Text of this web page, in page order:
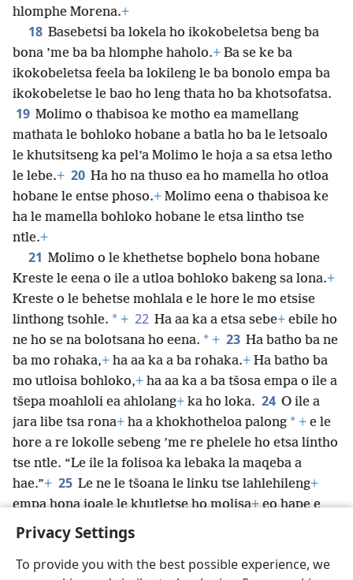
Privacy Settings
To provide you with the best possible experience, we
hlomphe Morena.+
18 Basebetsi ba lokela ho ikokobeletsa beng ba
bona ’me ba ba hlomphe haholo.+ Ba se ke ba
ikokobeletsa feela ba lokileng le ba bonolo empa ba
ikokobeletse le bao ho leng thata ho ba khotsofatsa.
19 Molimo o thabisoa ke motho ea mamellang
mathata le bohloko hobane a batla ho ba le letsoalo
le khutsitseng ka pel’a Molimo le hoja a sa etsa letho
le lebe.+ 20 Ha ho na thuso ea ho mamella ho otloa
hobane le entse phoso.+ Molimo eena o thabisoa ke
ha le mamella bohloko hobane le etsa lintho tse
ntle.+
21 Molimo o le khethetse bophelo bona hobane
Kreste le eena o ile a utloa bohloko bakeng sa lona.+
Kreste o le behetse mohlala e le hore le mo etsise
linthong tsohle. * + 22 Ha aa ka a etsa sebe+ ebile ho
ne ho se na bolotsana ho eena. * + 23 Ha batho ba ne
ba mo rohaka,+ ha aa ka a ba rohaka.+ Ha batho ba
mo utloisa bohloko,+ ha aa ka a ba tšosa empa o ile a
tšepa moahloli ea ahlolang+ ka ho loka. 24 O ile a
jara libe tsa rona+ ha a khokhotheloa palong * + e le
hore a re lokolle sebeng ’me re phelele ho etsa lintho
tse ntle. “Le ile la folisoa ka lebaka la maqeba a
hae.”+ 25 Le ne le tšoana le linku tse lahlehileng+
empa hona joale le khutletse ho molisa+eo hape e
leng molebeli oa lona.